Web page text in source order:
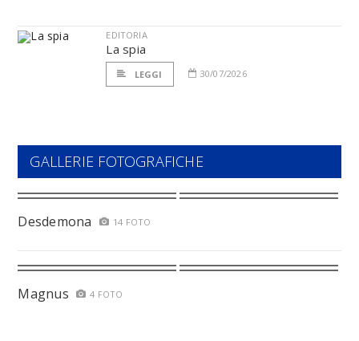
EDITORIA
La spia
LEGGI 30/07/2026
GALLERIE FOTOGRAFICHE
Desdemona 14 FOTO
Magnus 4 FOTO